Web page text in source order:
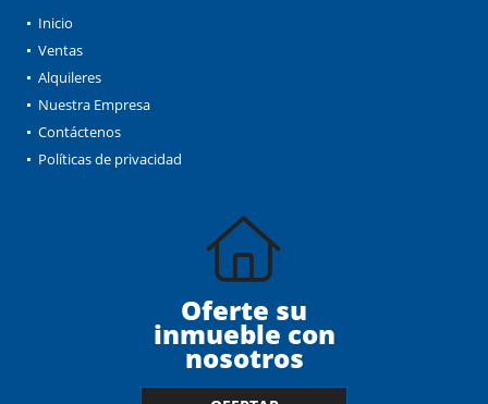
Inicio
Ventas
Alquileres
Nuestra Empresa
Contáctenos
Políticas de privacidad
Oferte su
inmueble con
nosotros